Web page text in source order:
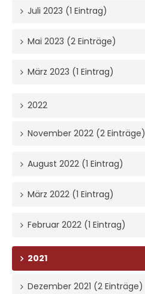
Juli 2023 (1 Eintrag)
Mai 2023 (2 Einträge)
März 2023 (1 Eintrag)
2022
November 2022 (2 Einträge)
August 2022 (1 Eintrag)
März 2022 (1 Eintrag)
Februar 2022 (1 Eintrag)
2021
Dezember 2021 (2 Einträge)